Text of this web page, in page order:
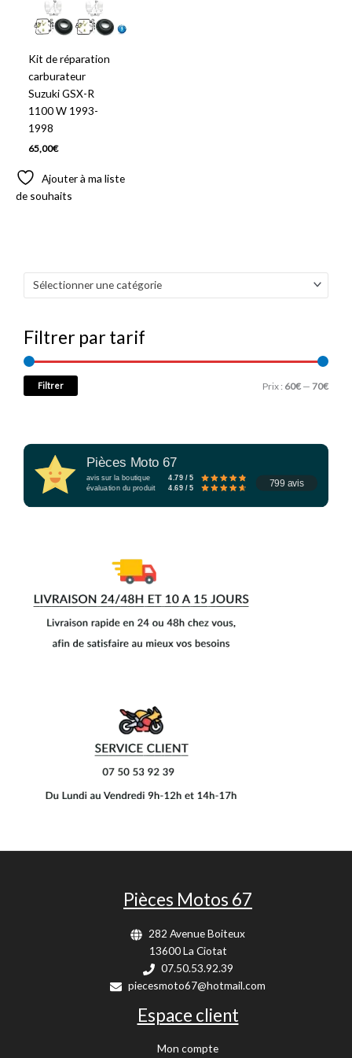
Sélectionner une catégorie
Filtrer par tarif
Filtrer Prix : 60€ — 70€
Pièces Moto 67
avis sur la boutique
4.79 / 5
évaluation du produit
4.69 / 5 799 avis
Kit de réparation
carburateur
Suzuki GSX-R
1100 W 1993-
1998
65,00€
Ajouter à ma liste
de souhaits
Pièces Motos 67
282 Avenue Boiteux
13600 La Ciotat
07.50.53.92.39
piecesmoto67@hotmail.com
Espace client
Mon compte